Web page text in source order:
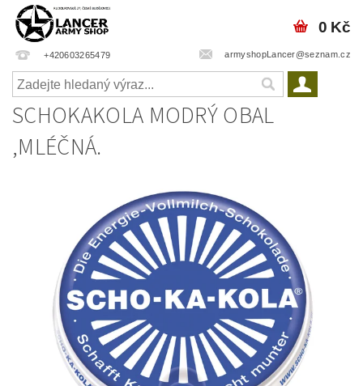
+420603265479 armyshopLancer@seznam.cz
0 Kč
SCHOKAKOLA MODRÝ OBAL
,MLÉČNÁ.